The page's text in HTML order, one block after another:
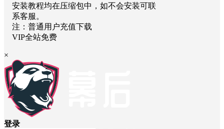
安装教程均在压缩包中，如不会安装可联
系客服。
注：普通用户充值下载
VIP全站免费
×
登录